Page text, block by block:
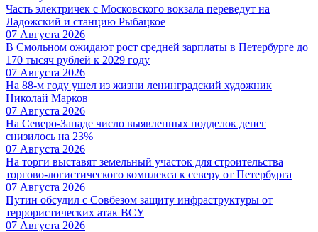
Часть электричек с Московского вокзала переведут на
Ладожский и станцию Рыбацкое
07 Августа 2026
В Смольном ожидают рост средней зарплаты в Петербурге до
170 тысяч рублей к 2029 году
07 Августа 2026
На 88-м году ушел из жизни ленинградский художник
Николай Марков
07 Августа 2026
На Северо-Западе число выявленных подделок денег
снизилось на 23%
07 Августа 2026
На торги выставят земельный участок для строительства
торгово-логистического комплекса к северу от Петербурга
07 Августа 2026
Путин обсудил с Совбезом защиту инфраструктуры от
террористических атак ВСУ
07 Августа 2026